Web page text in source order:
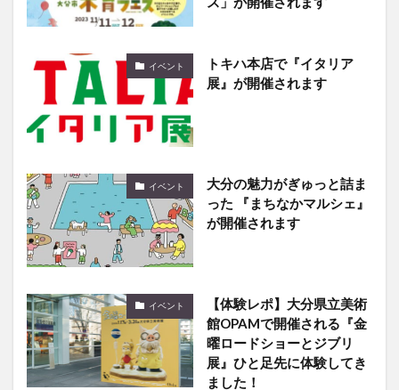
イベント
トキハ本店で『イタリア
展』が開催されます
イベント
大分の魅力がぎゅっと詰ま
った 『まちなかマルシェ』
が開催されます
イベント
【体験レポ】大分県立美術
館OPAMで開催される『金
曜ロードショーとジブリ
展』ひと足先に体験してき
ました！